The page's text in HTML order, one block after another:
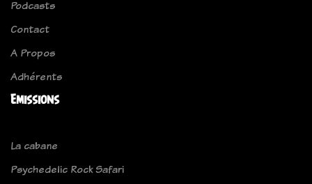
Podcasts
Contact
A Propos
Adhérents
Emissions
La cabane
Psychedelic Rock Safari